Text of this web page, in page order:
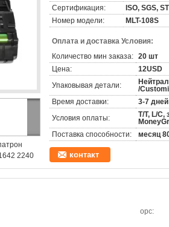
2240
Сертификация:
ISO, SGS,
Номер модели:
MLT-108S
Оплата и доставка Условия:
Количество мин заказа: 20 шт
Цена:
12USD
Упаковывая детали:
/
Время доставки:
3-7 дней
Условия оплаты:
T/T, L/C,
Поставка способности:
месяц
контакт
opc: